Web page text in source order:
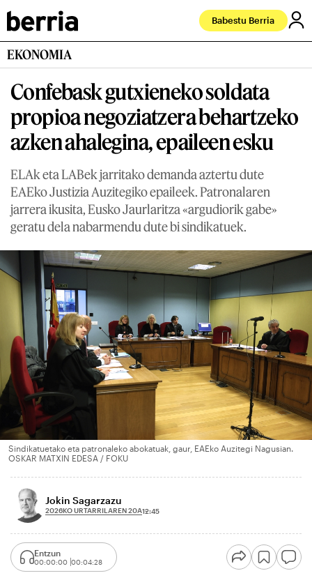
Babestu Berria
EKONOMIA
Confebask gutxieneko soldata
propioa negoziatzera behartzeko
azken ahalegina, epaileen esku
ELAk eta LABek jarritako demanda aztertu dute
EAEko Justizia Auzitegiko epaileek. Patronalaren
jarrera ikusita, Eusko Jaurlaritza «argudiorik gabe»
geratu dela nabarmendu dute bi sindikatuek.
Sindikatuetako eta patronaleko abokatuak, gaur, EAEko Auzitegi Nagusian.
OSKAR MATXIN EDESA / FOKU
Jokin Sagarzazu
2026KO URTARRILAREN 20A12:45
Entzun
00:00:00 00:04:28